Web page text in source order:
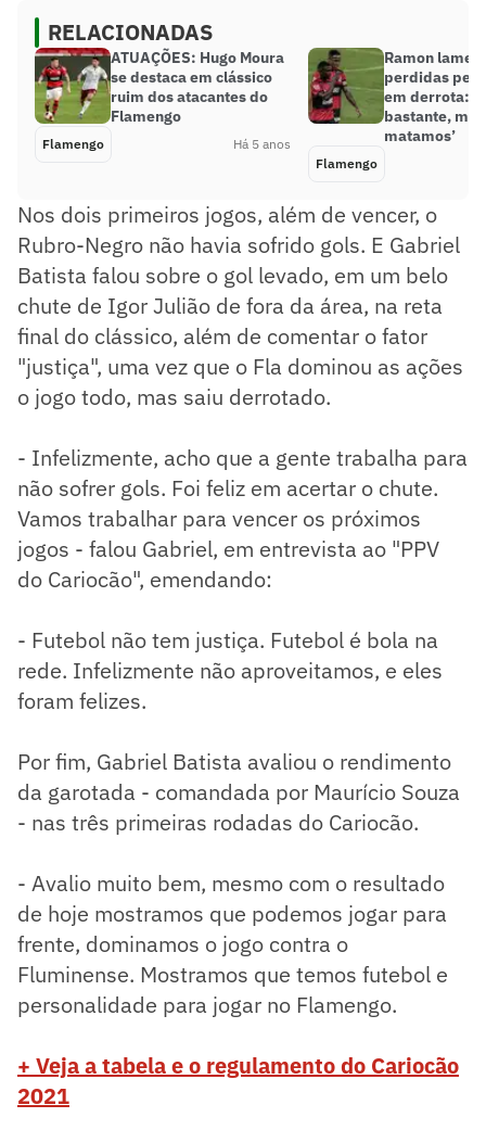
RELACIONADAS
ATUAÇÕES: Hugo Moura
se destaca em clássico
ruim dos atacantes do
Flamengo
Flamengo Há 5 anos
Ramon
perdidas
em derrota:
bastante,
matamos’
Flamengo
Nos dois primeiros jogos, além de vencer, o
Rubro-Negro não havia sofrido gols. E Gabriel
Batista falou sobre o gol levado, em um belo
chute de Igor Julião de fora da área, na reta
final do clássico, além de comentar o fator
"justiça", uma vez que o Fla dominou as ações
o jogo todo, mas saiu derrotado.
- Infelizmente, acho que a gente trabalha para
não sofrer gols. Foi feliz em acertar o chute.
Vamos trabalhar para vencer os próximos
jogos - falou Gabriel, em entrevista ao "PPV
do Cariocão", emendando:
- Futebol não tem justiça. Futebol é bola na
rede. Infelizmente não aproveitamos, e eles
foram felizes.
Por fim, Gabriel Batista avaliou o rendimento
da garotada - comandada por Maurício Souza
- nas três primeiras rodadas do Cariocão.
- Avalio muito bem, mesmo com o resultado
de hoje mostramos que podemos jogar para
frente, dominamos o jogo contra o
Fluminense. Mostramos que temos futebol e
personalidade para jogar no Flamengo.
+ Veja a tabela e o regulamento do Cariocão
2021